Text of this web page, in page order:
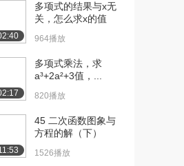
分第一章第
11:31
分第一章第
06:48
分第一章第
多项式的结果与x无
关，怎么求x的值
964播放
多项式乘法，求
a³+2a²+3值，...
820播放
45 二次函数图象与
方程的解（下）
1526播放